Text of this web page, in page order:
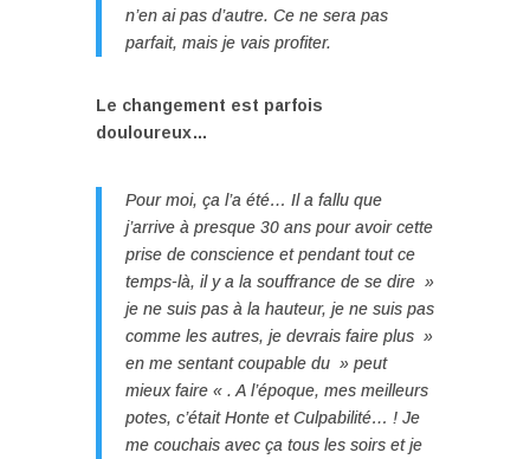
n’en ai pas d’autre. Ce ne sera pas
parfait, mais je vais profiter.
Le changement est parfois
douloureux…
Pour moi, ça l’a été… Il a fallu que
j’arrive à presque 30 ans pour avoir cette
prise de conscience et pendant tout ce
temps-là, il y a la souffrance de se dire »
je ne suis pas à la hauteur, je ne suis pas
comme les autres, je devrais faire plus »
en me sentant coupable du » peut
mieux faire « . A l’époque, mes meilleurs
potes, c’était Honte et Culpabilité… ! Je
me couchais avec ça tous les soirs et je